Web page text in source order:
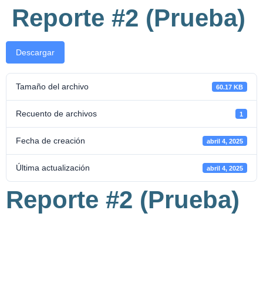
Reporte #2 (Prueba)
Descargar
Tamaño del archivo 60.17 KB
Recuento de archivos 1
Fecha de creación abril 4, 2025
Última actualización abril 4, 2025
Reporte #2 (Prueba)